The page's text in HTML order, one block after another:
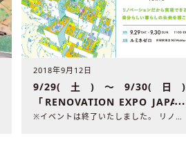
2018年9月12日
9/29(土)〜9/30(日)
「RENOVATION EXPO JAPAN
TOKYO」に今年も相談ブースを
※イベントは終了いたしました。 リノベ会社の相談ブースやワ..